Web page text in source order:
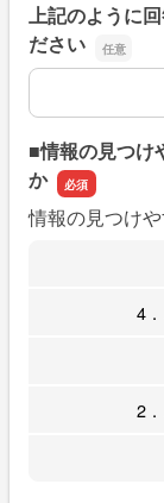
上記のように
ださい
上記のように
■情報の見つけ
か
情報の見つけ
4
2